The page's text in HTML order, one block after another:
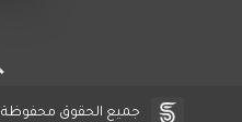
جميع الحقوق محفوظة